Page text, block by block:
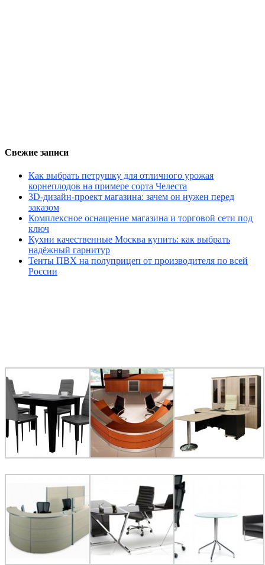
Свежие записи
Как выбрать петрушку для отличного урожая
корнеплодов на примере сорта Челеста
3D-дизайн-проект магазина: зачем он нужен перед
заказом
Комплексное оснащение магазина и торговой сети под
ключ
Кухни качественные Москва купить: как выбрать
надёжный гарнитур
Тенты ПВХ на полуприцеп от производителя по всей
России